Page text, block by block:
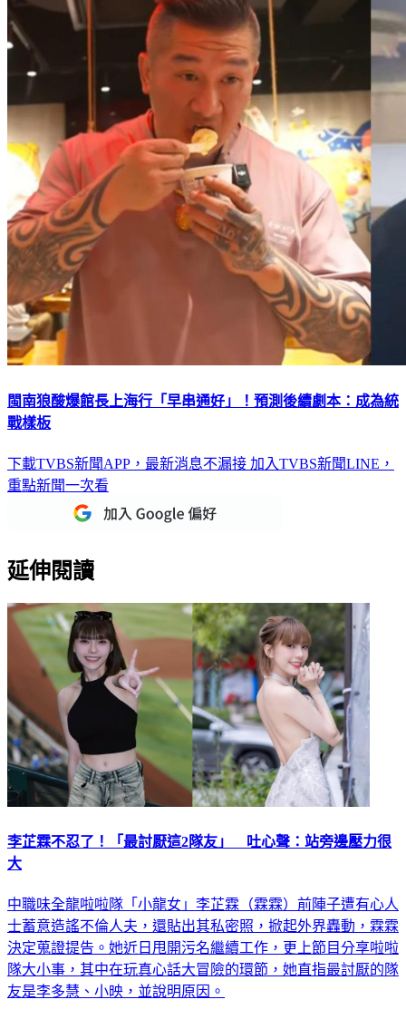
閩南狼酸爆館長上海行「早串通好」！預測後續劇本：成為統
戰樣板
下載TVBS新聞APP，最新消息不漏接 加入TVBS新聞LINE，
重點新聞一次看
延伸閱讀
李芷霖不忍了！「最討厭這2隊友」 吐心聲：站旁邊壓力很
大
中職味全龍啦啦隊「小龍女」李芷霖（霖霖）前陣子遭有心人
士蓄意造謠不倫人夫，還貼出其私密照，掀起外界轟動，霖霖
決定蒐證提告。她近日甩開污名繼續工作，更上節目分享啦啦
隊大小事，其中在玩真心話大冒險的環節，她直指最討厭的隊
友是李多慧、小映，並說明原因。